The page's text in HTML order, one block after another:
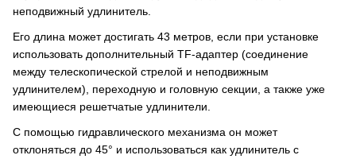
неподвижный удлинитель.
Его длина может достигать 43 метров, если при установке
использовать дополнительный TF-адаптер (соединение
между телескопической стрелой и неподвижным
удлинителем), переходную и головную секции, а также уже
имеющиеся решетчатые удлинители.
С помощью гидравлического механизма он может
отклоняться до 45° и использоваться как удлинитель с